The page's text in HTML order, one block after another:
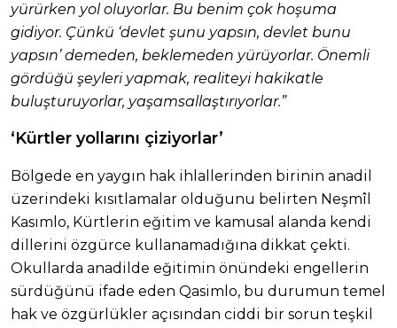
yürürken yol oluyorlar. Bu benim çok hoşuma
gidiyor. Çünkü ‘devlet şunu yapsın, devlet bunu
yapsın’ demeden, beklemeden yürüyorlar. Önemli
gördüğü şeyleri yapmak, realiteyi hakikatle
buluşturuyorlar, yaşamsallaştırıyorlar.”
‘Kürtler yollarını çiziyorlar’
Bölgede en yaygın hak ihlallerinden birinin anadil
üzerindeki kısıtlamalar olduğunu belirten Neşmîl
Kasımlo, Kürtlerin eğitim ve kamusal alanda kendi
dillerini özgürce kullanamadığına dikkat çekti.
Okullarda anadilde eğitimin önündeki engellerin
sürdüğünü ifade eden Qasimlo, bu durumun temel
hak ve özgürlükler açısından ciddi bir sorun teşkil